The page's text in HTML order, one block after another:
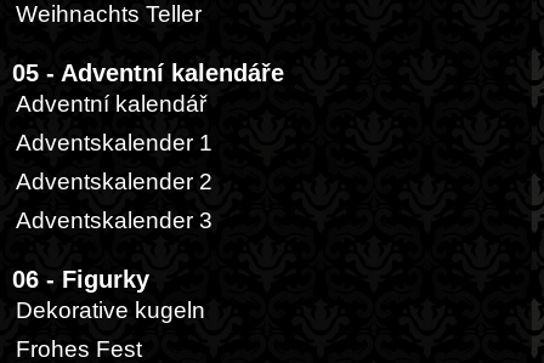
Weihnachts Teller
05 - Adventní kalendáře
Adventní kalendář
Adventskalender 1
Adventskalender 2
Adventskalender 3
06 - Figurky
Dekorative kugeln
Frohes Fest